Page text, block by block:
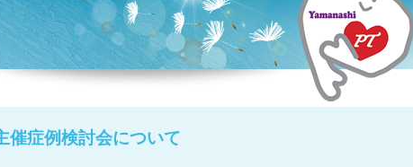
催症例検討会について